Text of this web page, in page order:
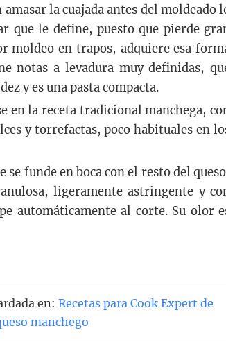
la cuajada antes del moldeado
que le define, puesto que pierde
moldeo en trapos, adquiere esa
notas a levadura muy definidas,
y es una pasta compacta.
en la receta tradicional manchega,
y torrefactas, poco habituales en
se funde en boca con el resto del
ligeramente astringente y
automáticamente al corte. Su olor
en: Recetas para Cook Expert de
manchego